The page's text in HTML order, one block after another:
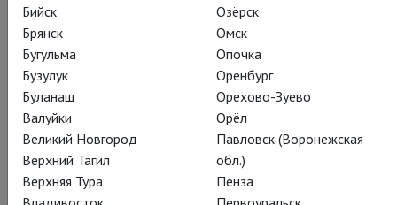
Бийск
Брянск
Бугульма
Бузулук
Буланаш
Валуйки
Великий Новгород
Верхний Тагил
Верхняя Тура
Озёрск
Омск
Опочка
Оренбург
Орехово-Зуево
Орёл
Павловск (Воронежская
обл.)
Пенза